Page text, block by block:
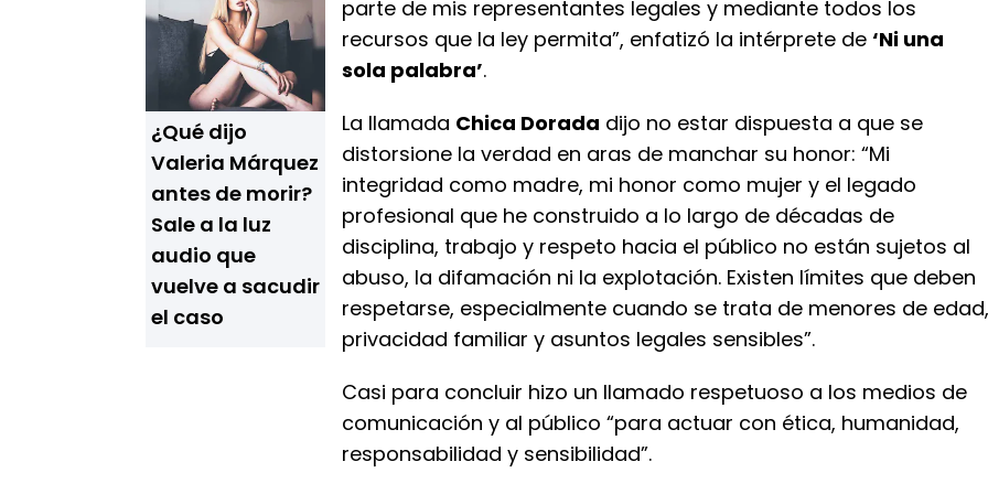
¿Qué dijo
Valeria Márquez
antes de morir?
Sale a la luz
audio que
vuelve a sacudir
el caso
parte de mis representantes legales y mediante todos los
recursos que la ley permita”, enfatizó la intérprete de ‘Ni una
sola palabra’.
La llamada Chica Dorada dijo no estar dispuesta a que se
distorsione la verdad en aras de manchar su honor: “Mi
integridad como madre, mi honor como mujer y el legado
profesional que he construido a lo largo de décadas de
disciplina, trabajo y respeto hacia el público no están sujetos al
abuso, la difamación ni la explotación. Existen límites que deben
respetarse, especialmente cuando se trata de menores de edad,
privacidad familiar y asuntos legales sensibles”.
Casi para concluir hizo un llamado respetuoso a los medios de
comunicación y al público “para actuar con ética, humanidad,
responsabilidad y sensibilidad”.